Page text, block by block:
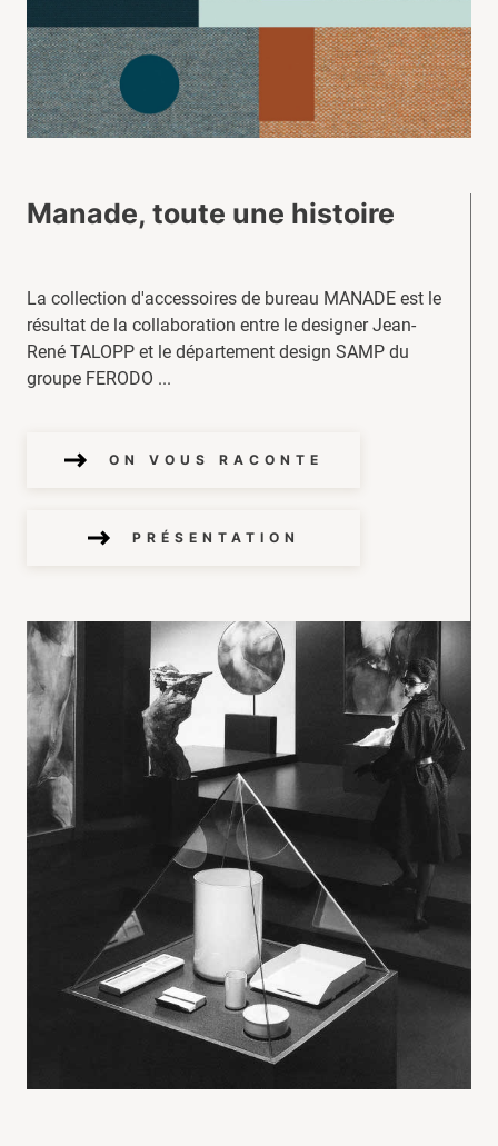
Manade, toute une histoire
La collection d'accessoires de bureau MANADE est le
résultat de la collaboration entre le designer Jean-
René TALOPP et le département design SAMP du
groupe FERODO ...
ON VOUS RACONTE
PRÉSENTATION